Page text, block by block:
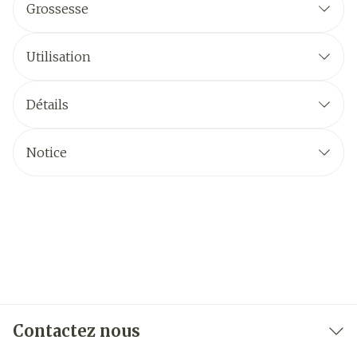
Grossesse
Utilisation
Détails
Notice
Contactez nous